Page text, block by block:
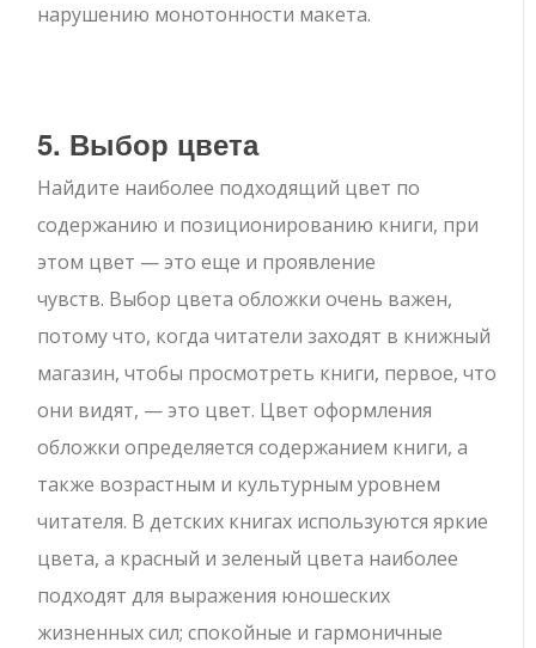
нарушению монотонности макета.
5. Выбор цвета
Найдите наиболее подходящий цвет по
содержанию и позиционированию книги, при
этом цвет — это еще и проявление
чувств. Выбор цвета обложки очень важен,
потому что, когда читатели заходят в книжный
магазин, чтобы просмотреть книги, первое, что
они видят, — это цвет. Цвет оформления
обложки определяется содержанием книги, а
также возрастным и культурным уровнем
читателя. В детских книгах используются яркие
цвета, а красный и зеленый цвета наиболее
подходят для выражения юношеских
жизненных сил; спокойные и гармоничные